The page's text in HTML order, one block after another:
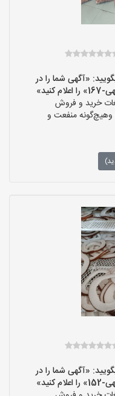
«آگهی شما را در
خرید و فروش
منفعت و
«آگهی شما را در